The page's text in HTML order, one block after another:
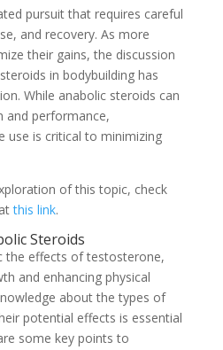
pursuit that requires careful
and recovery. As more
their gains, the discussion
in bodybuilding has
While anabolic steroids can
and performance,
use is critical to minimizing
of this topic, check
this link.
Steroids
the effects of testosterone,
and enhancing physical
about the types of
potential effects is essential
some key points to